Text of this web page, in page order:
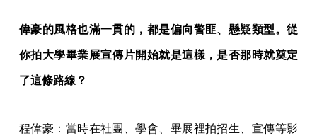
偉豪的風格也滿一貫的，都是偏向警匪、懸疑類型。從
你拍大學畢業展宣傳片開始就是這樣，是否那時就奠定
了這條路線？
程偉豪：當時在社團、學會、畢展裡拍招生、宣傳等影